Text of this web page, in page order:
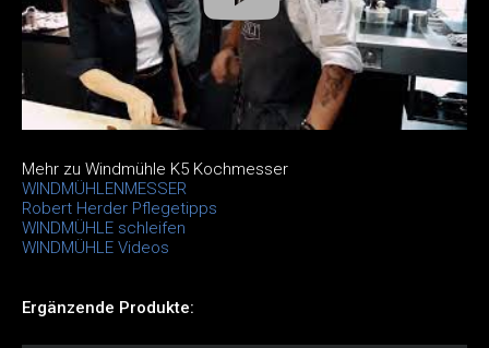
Mehr zu Windmühle K5 Kochmesser
WINDMÜHLENMESSER
Robert Herder Pflegetipps
WINDMÜHLE schleifen
WINDMÜHLE Videos
Ergänzende Produkte: